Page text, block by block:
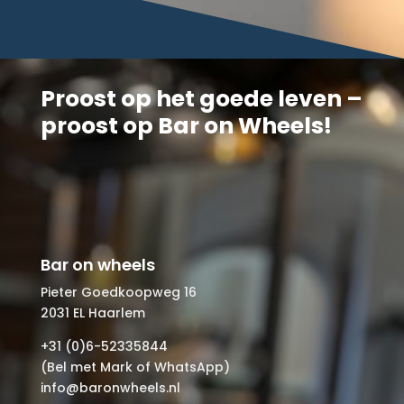
Proost op het goede leven –
proost op Bar on Wheels!
Bar on wheels
Pieter Goedkoopweg 16
2031 EL Haarlem
+31 (0)6-52335844
(Bel met Mark of WhatsApp)
info@baronwheels.nl